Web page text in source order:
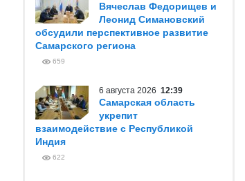
Вячеслав Федорищев и
Леонид Симановский
обсудили перспективное развитие
Самарского региона
659
6 августа 2026 12:39
Самарская область
укрепит
взаимодействие с Республикой
Индия
622